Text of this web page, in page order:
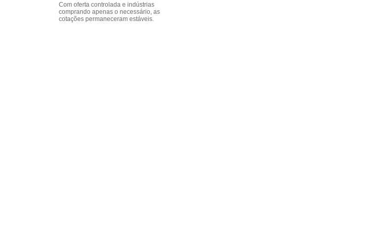
Com oferta controlada e indústrias
comprando apenas o necessário, as
cotações permaneceram estáveis.